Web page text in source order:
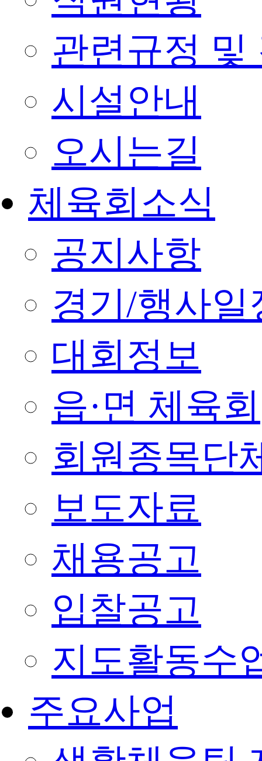
관련규정 및
시설안내
오시는길
체육회소식
공지사항
경기/행사일
대회정보
읍·면 체육회
회원종목단
보도자료
채용공고
입찰공고
지도활동수
주요사업